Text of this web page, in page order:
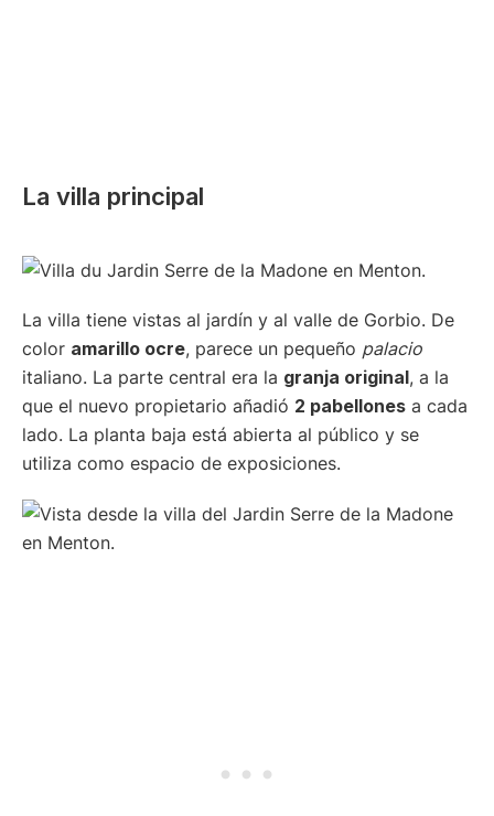
La villa principal
La villa tiene vistas al jardín y al valle de Gorbio. De
color amarillo ocre, parece un pequeño palacio
italiano. La parte central era la granja original, a la
que el nuevo propietario añadió 2 pabellones a cada
lado. La planta baja está abierta al público y se
utiliza como espacio de exposiciones.